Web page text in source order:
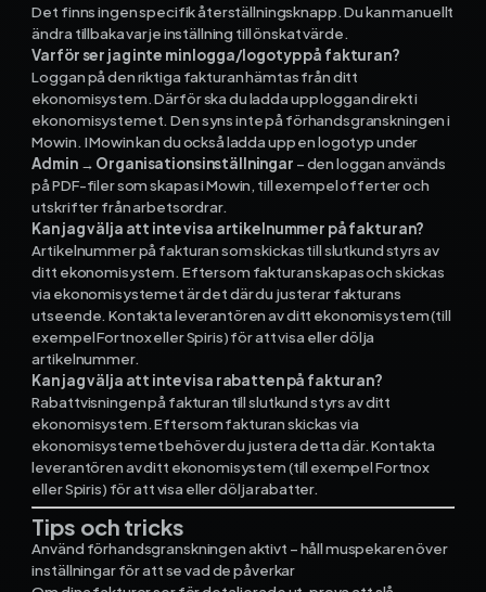
Det finns ingen specifik återställningsknapp. Du kan manuellt
ändra tillbaka varje inställning till önskat värde.
Varför ser jag inte min logga/logotyp på fakturan?
Loggan på den riktiga fakturan hämtas från ditt
ekonomisystem. Därför ska du ladda upp loggan direkt i
ekonomisystemet. Den syns inte på förhandsgranskningen i
Mowin. I Mowin kan du också ladda upp en logotyp under
Admin → Organisationsinställningar – den loggan används
på PDF-filer som skapas i Mowin, till exempel offerter och
utskrifter från arbetsordrar.
Kan jag välja att inte visa artikelnummer på fakturan?
Artikelnummer på fakturan som skickas till slutkund styrs av
ditt ekonomisystem. Eftersom fakturan skapas och skickas
via ekonomisystemet är det där du justerar fakturans
utseende. Kontakta leverantören av ditt ekonomisystem (till
exempel Fortnox eller Spiris) för att visa eller dölja
artikelnummer.
Kan jag välja att inte visa rabatten på fakturan?
Rabattvisningen på fakturan till slutkund styrs av ditt
ekonomisystem. Eftersom fakturan skickas via
ekonomisystemet behöver du justera detta där. Kontakta
leverantören av ditt ekonomisystem (till exempel Fortnox
eller Spiris) för att visa eller dölja rabatter.
Tips och tricks
Använd förhandsgranskningen aktivt – håll muspekaren över
inställningar för att se vad de påverkar